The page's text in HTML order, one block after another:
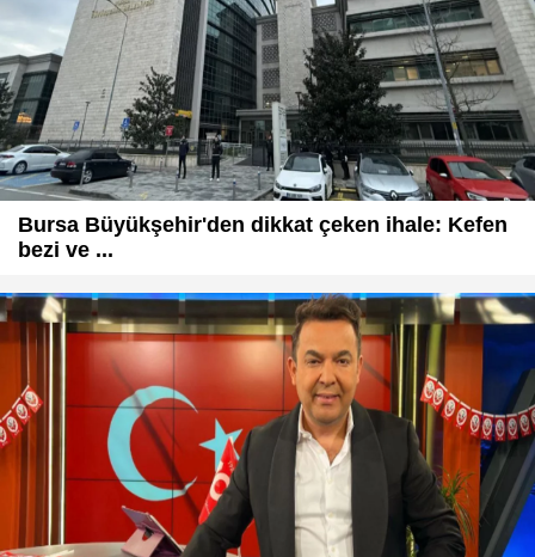
Bursa Büyükşehir'den dikkat çeken ihale: Kefen
bezi ve ...